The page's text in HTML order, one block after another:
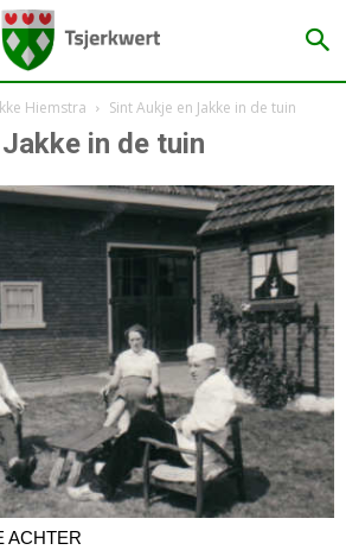
Hiemstra Sint Aukje en Jakke in de tuin
in de tuin
ACHTER